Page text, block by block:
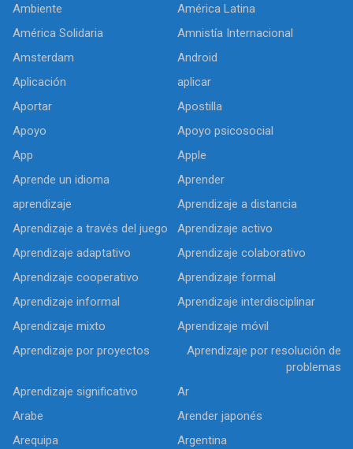
Ambiente
América Latina
América Solidaria
Amnistía Internacional
Amsterdam
Android
Aplicación
aplicar
Aportar
Apostilla
Apoyo
Apoyo psicosocial
App
Apple
Aprende un idioma
Aprender
aprendizaje
Aprendizaje a distancia
Aprendizaje a través del juego
Aprendizaje activo
Aprendizaje adaptativo
Aprendizaje colaborativo
Aprendizaje cooperativo
Aprendizaje formal
Aprendizaje informal
Aprendizaje interdisciplinar
Aprendizaje mixto
Aprendizaje móvil
Aprendizaje por proyectos
Aprendizaje por resolución de
problemas
Aprendizaje significativo
Ar
Arabe
Arender japonés
Arequipa
Argentina